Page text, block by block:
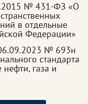
№ 431-ФЗ «О
в отдельные
Федерации»
№ 693н
стандарта
газа и